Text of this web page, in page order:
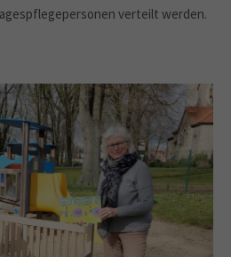
verteilt werden.